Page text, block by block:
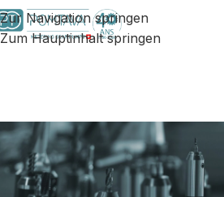
Zur Navigation springen
Zum Hauptinhalt springen